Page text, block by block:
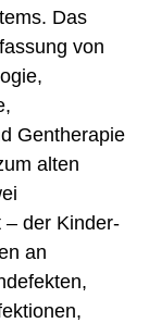
Das
von
Gentherapie
alten
– der Kinder-
an